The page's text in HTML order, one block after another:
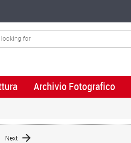
Archivio Fotografico
Next